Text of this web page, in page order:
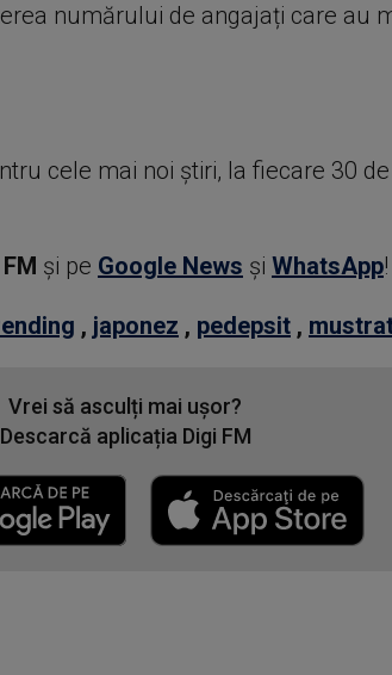
numărului de angajați care au
cele mai noi știri, la fiecare 30
şi pe Google News şi WhatsApp!
, japonez , pedepsit,
Vrei să asculți mai ușor?
Descarcă aplicația Digi FM